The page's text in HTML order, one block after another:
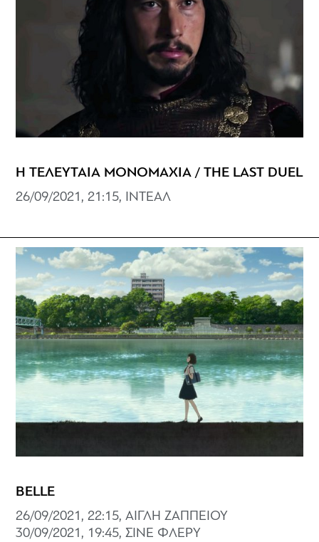
Η ΤΕΛΕΥΤΑΙΑ ΜΟΝΟΜΑΧΙΑ / THE LAST DUEL
26/09/2021, 21:15, ΙΝΤΕΑΛ
BELLE
26/09/2021, 22:15, ΑΙΓΛΗ ΖΑΠΠΕΙΟΥ
30/09/2021, 19:45, ΣΙΝΕ ΦΛΕΡΥ